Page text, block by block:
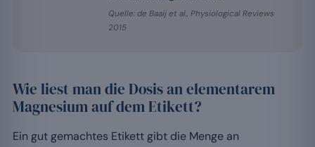
Quelle: de Baaij et al., Physiological Reviews
2015
Wie liest man die Dosis an elementarem
Magnesium auf dem Etikett?
Ein gut gemachtes Etikett gibt die Menge an